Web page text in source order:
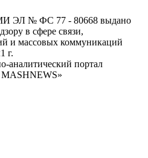
ЭЛ № ФС 77 - 80668 выдано
в сфере связи,
и массовых коммуникаций
г.
аналитический портал